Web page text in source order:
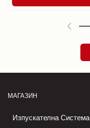
МАГАЗИН
Изпускателна Система